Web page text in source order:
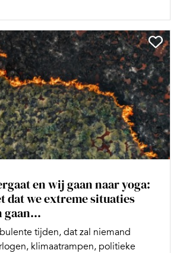
en wij gaan naar yoga:
dat we extreme situaties
gaan...
tijden, dat zal niemand
klimaatrampen, politieke